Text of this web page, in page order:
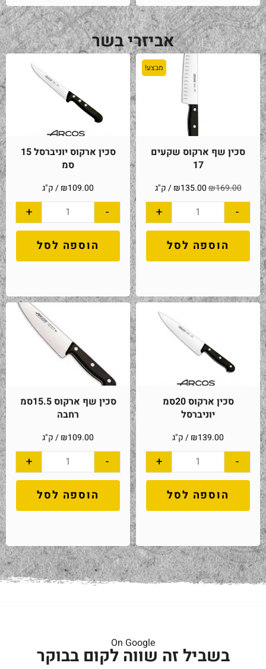
אביזרי בשר
מבצע!
סכין שף ארקוס שקעים
17
₪169.00
₪135.00 / ק"ג
-
+
הוספה לסל
סכין ארקוס יוניברסל 15
סמ
₪109.00 / ק"ג
-
+
הוספה לסל
סכין ארקוס 20סמ
יוניברסל
₪139.00 / ק"ג
-
+
הוספה לסל
סכין שף ארקוס 15.5סמ
רחבה
₪109.00 / ק"ג
-
+
הוספה לסל
On Google
בשביל זה שווה לקום בבוקר